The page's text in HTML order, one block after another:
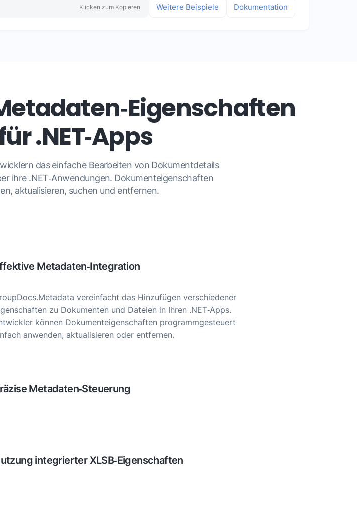
Klicken zum Kopieren Weitere Beispiele Dokumentation
.NET‑Apps
das einfache Bearbeiten von Dokumentdetails
ihre .NET‑Anwendungen. Dokumenteigenschaften
aktualisieren, suchen und entfernen.
Metadaten‑Integration
vereinfacht das Hinzufügen verschiedener
zu Dokumenten und Dateien in Ihren .NET‑Apps.
können Dokumenteigenschaften programmgesteuert
anwenden, aktualisieren oder entfernen.
Metadaten‑Steuerung
integrierter XLSB‑Eigenschaften